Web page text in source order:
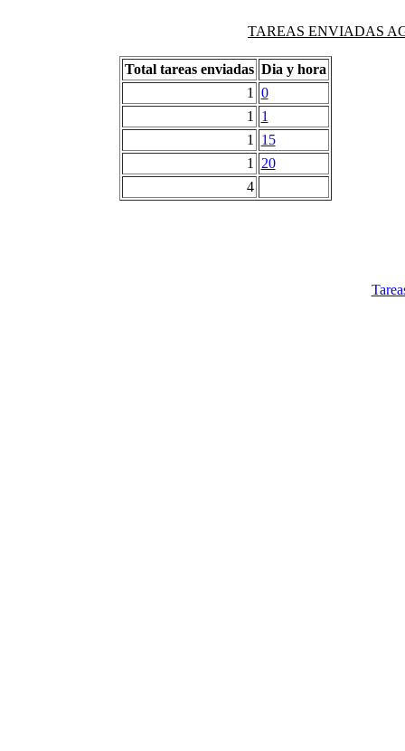
TAREAS ENVIADAS
Total tareas enviadas Dia y hora
1
0
1
1
1
15
1
20
4